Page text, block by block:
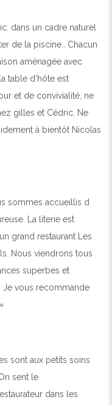
dans un cadre naturel
de la piscine.. Chacun
aménagée avec
table d’hôte est
et de convivialité, ne
gilles et Cédric. Ne
à bientôt Nicolas
sommes accueillis d
La literie est
grand restaurant Les
Nous viendrons tous
superbes et
Je vous recommande
sont aux petits soins
sent le
dans les